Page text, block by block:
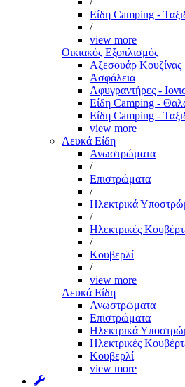
Είδη Camping -
/
view more
Οικιακός Εξοπλισμός
Αξεσουάρ Κουζίνας
Ασφάλεια
Αφυγραντήρες -
Είδη Camping -
Είδη Camping -
view more
Λευκά Είδη
Ανωστρώματα
/
Επιστρώματα
/
Ηλεκτρικά
/
Ηλεκτρικές
/
Κουβερλί
/
view more
Λευκά Είδη
Ανωστρώματα
Επιστρώματα
Ηλεκτρικά
Ηλεκτρικές
Κουβερλί
view more